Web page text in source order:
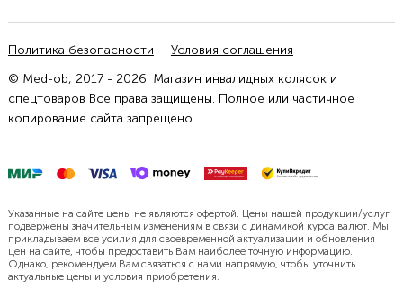
Политика безопасности
Условия соглашения
© Med-ob, 2017 - 2026. Магазин инвалидных колясок и
спецтоваров Все права защищены. Полное или частичное
копирование сайта запрещено.
Указанные на сайте цены не являются офертой. Цены нашей продукции/услуг
подвержены значительным изменениям в связи с динамикой курса валют. Мы
прикладываем все усилия для своевременной актуализации и обновления
цен на сайте, чтобы предоставить Вам наиболее точную информацию.
Однако, рекомендуем Вам связаться с нами напрямую, чтобы уточнить
актуальные цены и условия приобретения.